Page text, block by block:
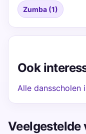
Zumba (1)
Ook
Alle dansscholen
Veelgestelde